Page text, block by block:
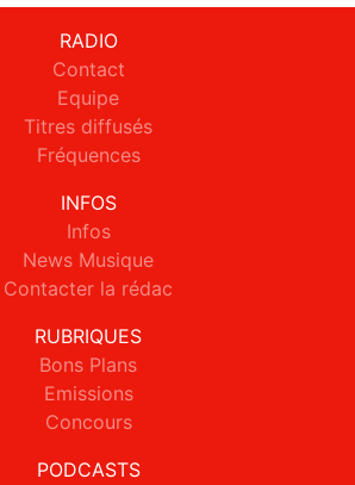
RADIO
Contact
Equipe
Titres diffusés
Fréquences
INFOS
Infos
News Musique
Contacter la rédac
RUBRIQUES
Bons Plans
Emissions
Concours
PODCASTS